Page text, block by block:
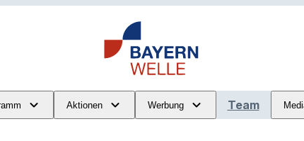
Aktionen Werbung Team